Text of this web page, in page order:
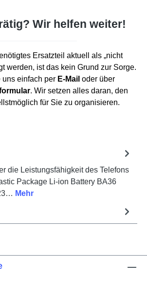
Wir helfen weiter!
Ersatzteil aktuell als „nicht
werden, ist das kein Grund zur Sorge.
uns einfach per E-Mail oder über
. Wir setzen alles daran, den
für Sie zu organisieren.
die Leistungsfähigkeit des Telefons
Package Li-ion Battery BA36
Mehr